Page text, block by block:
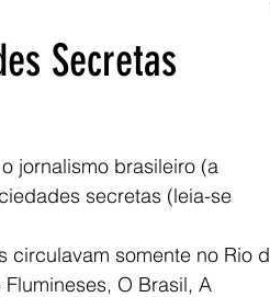
Secretas
jornalismo brasileiro (a
secretas (leia-se
circulavam somente no Rio
O Brasil, A